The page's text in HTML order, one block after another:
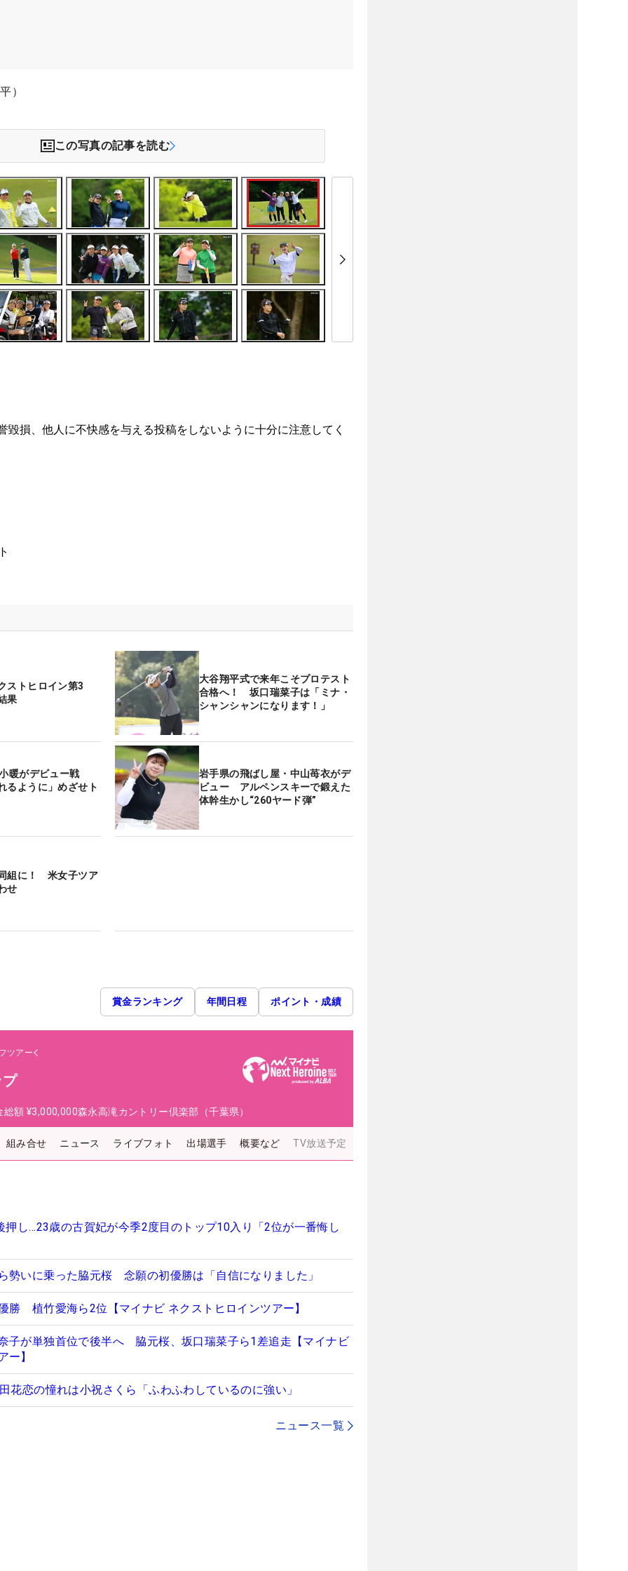
）
この写真の記事を読む
ストヒロイン第3
果
大谷翔平式で来年こそプロテスト
合格へ！ 坂口瑞菜子は「ミナ・
シャンシャンになります！」
暖がデビュー戦
るように」めざせト
岩手県の飛ばし屋・中山苺衣がデ
ビュー アルペンスキーで鍛えた
体幹生かし“260ヤード弾”
組に！ 米女子ツア
せ
賞金ランキング 年間日程 ポイント・成績
ツアー
総額 ¥3,000,000森永高滝カントリー倶楽部（千葉県）
組み合せ ニュース ライブフォト 出場選手 概要など TV放送予定
押し…23歳の古賀妃が今季2度目のトップ10入り「2位が一番悔し
勢いに乗った脇元桜 念願の初優勝は「自信になりました」
勝 植竹愛海ら2位【マイナビ ネクストヒロインツアー】
子が単独首位で後半へ 脇元桜、坂口瑞菜子ら1差追走【マイナビ
ー】
花恋の憧れは小祝さくら「ふわふわしているのに強い」
ニュース一覧